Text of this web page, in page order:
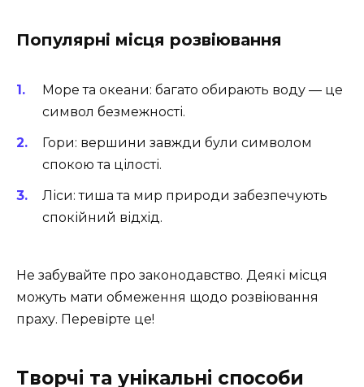
Популярні місця розвіювання
Море та океани: багато обирають воду — це
символ безмежності.
Гори: вершини завжди були символом
спокою та цілості.
Ліси: тиша та мир природи забезпечують
спокійний відхід.
Не забувайте про законодавство. Деякі місця
можуть мати обмеження щодо розвіювання
праху. Перевірте це!
Творчі та унікальні способи